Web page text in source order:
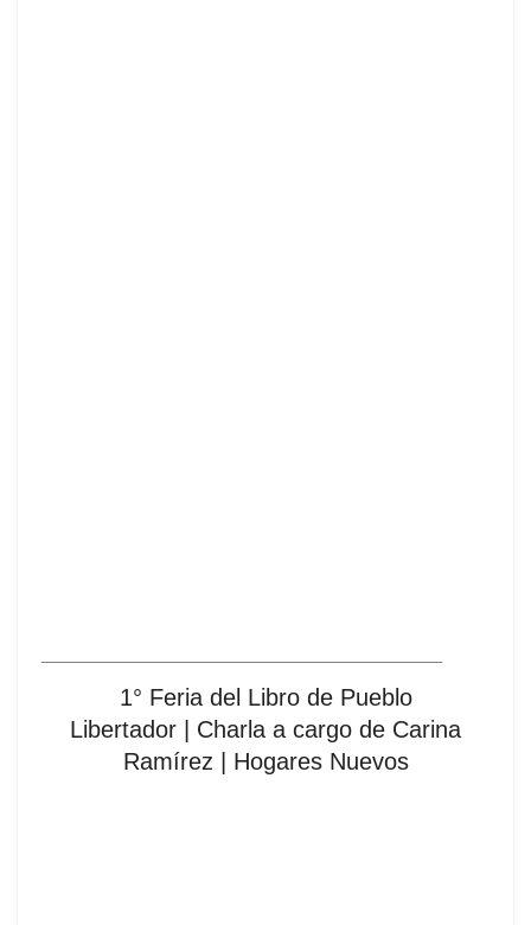
1° Feria del Libro de Pueblo
Libertador | Charla a cargo de Carina
Ramírez | Hogares Nuevos